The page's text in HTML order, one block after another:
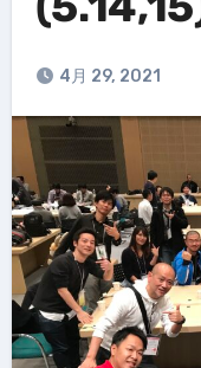
4月 29, 2021